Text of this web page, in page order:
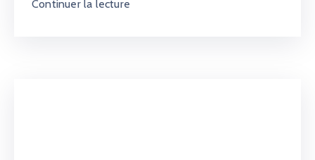
Continuer la lecture